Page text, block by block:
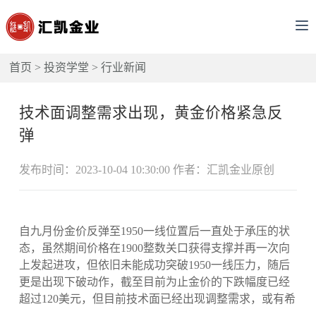
首页 >投资学堂 >行业新闻
技术面调整需求出现，黄金价格紧急反
弹
发布时间：2023-10-04 10:30:00 作者：汇凯金业原创
自九月份金价反弹至1950一线位置后一直处于承压的状
态，虽然期间价格在1900整数关口获得支撑并再一次向
上发起进攻，但依旧未能成功突破1950一线压力，随后
更是出现下破动作，截至目前为止金价的下跌幅度已经
超过120美元，但目前技术面已经出现调整需求，或有希